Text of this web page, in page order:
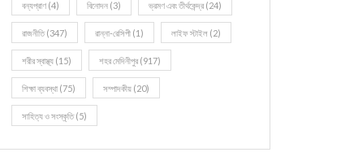
বন্যপ্রাণ (4) বিনোদন (3) ভ্রমণ এবং তীর্থকেন্দ্র (24)
রাজনীতি(347) রান্না-রেসিপী (1) লাইফ স্টাইল (2)
শরীর স্বাস্থ্য (15) শহর মেদিনীপুর (917)
শিক্ষা ব্যবস্থা (75) সম্পাদকীয় (20)
সাহিত্য ও সংস্কৃতি(5)